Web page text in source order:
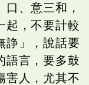
、意三和，
起，不要計較
諍」，說話要
語言，要多鼓
害人，尤其不